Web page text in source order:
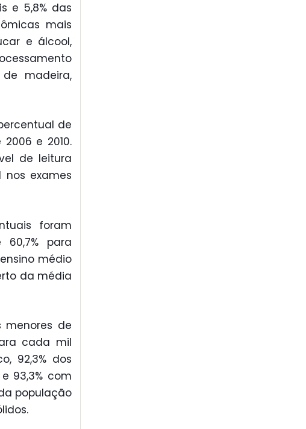
e 5,8% das
mais
e álcool,
de madeira,
de
e 2010.
de leitura
exames
foram
para
médio
da média
de
cada mil
92,3% dos
93,3% com
população